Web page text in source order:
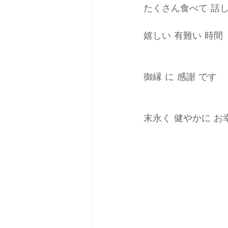
たくさん食べて 話
嬉しい 有難い 時間
御縁 に 感謝 です
末永く 健やかに お